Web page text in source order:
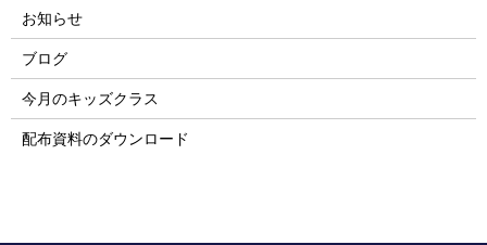
お知らせ
ブログ
今月のキッズクラス
配布資料のダウンロード